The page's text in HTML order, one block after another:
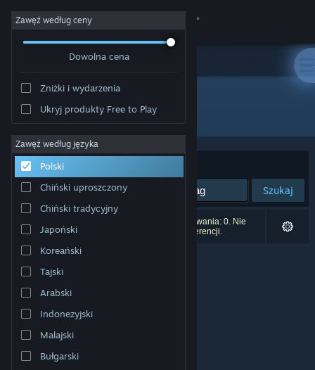
Zaloguj się
Społeczność
Informacje
Wsparcie
Zmień język
Pobierz aplikację mobilną Steam
Wersja przeglądarkowa
Zawęź według ceny
Dowolna cena
Zniżki i wydarzenia
Ukryj produkty Free to Play
Zawęź według języka
Polski
Chiński uproszczony
Chiński tradycyjny
Japoński
Koreański
Tajski
Arabski
Indonezyjski
Malajski
Bułgarski
Wydawca: shrubec
Sortuj według:
Szukaj
Liczba wyników pasujących do twojego wyszukiwania: 0. Nie
uwzględniono 1 tytułu na podstawie twoich preferencji.